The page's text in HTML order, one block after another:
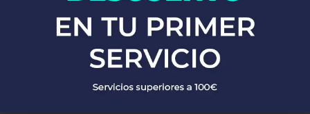
PEDIR PRESUPUESTO